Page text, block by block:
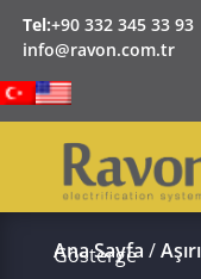
Tel:+90 332 345 33 93
info@ravon.com.tr
Ana Sayfa /
Gösterge